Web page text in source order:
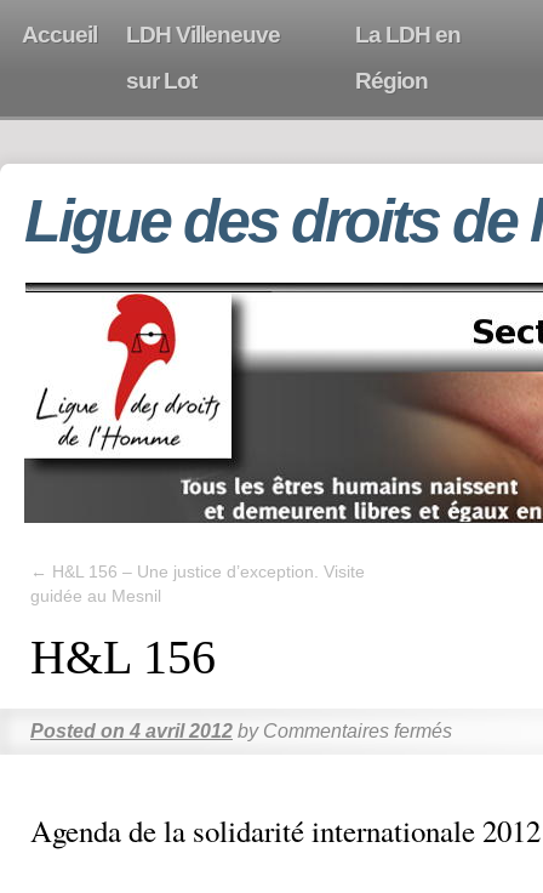
Accueil
LDH Villeneuve
sur Lot
La LDH en
Région
Ligue des droits de
← H&L 156 – Une justice d’exception. Visite
guidée au Mesnil
H&L 156
Posted on 4 avril 2012 by Commentaires fermés
Agenda de la solidarité internationale 2012